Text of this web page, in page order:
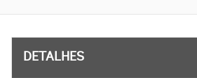
DETALHES